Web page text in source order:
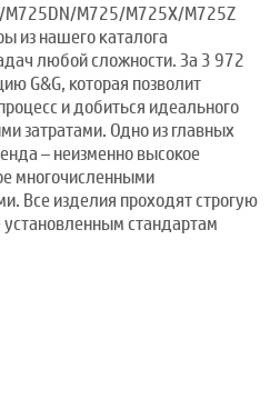
M725/M725X/M725Z
из нашего каталога
любой сложности. За 3 972
G&G, которая позволит
и добиться идеального
затратами. Одно из главных
– неизменно высокое
многочисленными
Все изделия проходят строгую
установленным стандартам